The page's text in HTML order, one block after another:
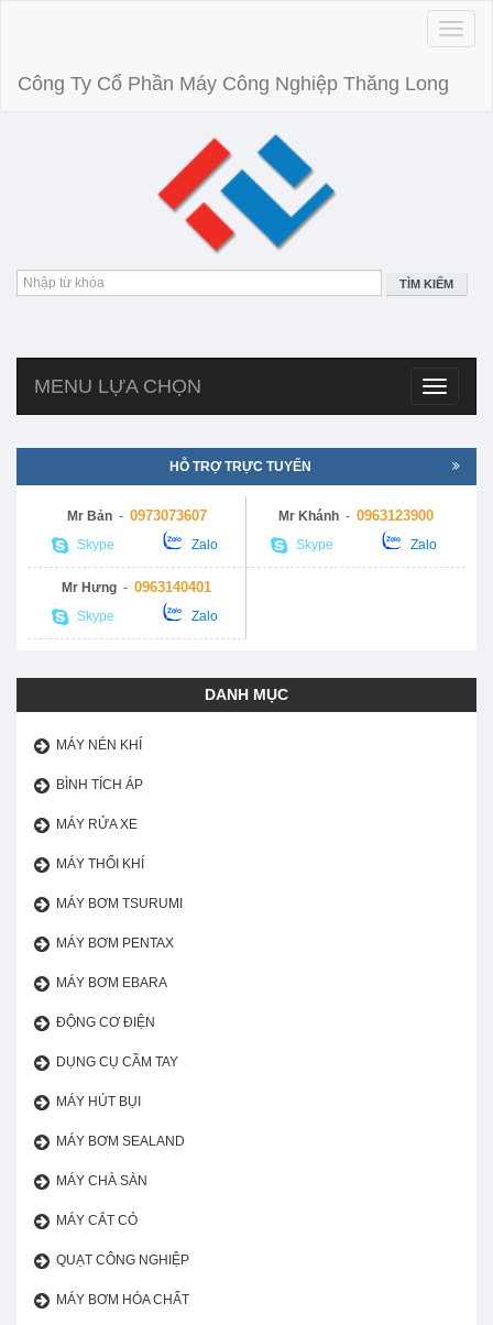
Toggle
Công Ty Cổ Phần Máy Công Nghiệp Thăng Long
TÌM KIẾM
Toggle
MENU LỰA CHỌN
HỖ TRỢ TRỰC TUYẾN
Mr Bản- 0973073607
Skype Zalo
Mr Khánh - 0963123900
Skype Zalo
Mr Hưng - 0963140401
Skype Zalo
DANH MỤC
MÁY NÉN KHÍ
BÌNH TÍCH ÁP
MÁY RỬA XE
MÁY THỔI KHÍ
MÁY BƠM TSURUMI
MÁY BƠM PENTAX
MÁY BƠM EBARA
ĐỘNG CƠ ĐIỆN
DỤNG CỤ CẦM TAY
MÁY HÚT BỤI
MÁY BƠM SEALAND
MÁY CHÀ SÀN
MÁY CẮT CỎ
QUẠT CÔNG NGHIỆP
MÁY BƠM HÓA CHẤT